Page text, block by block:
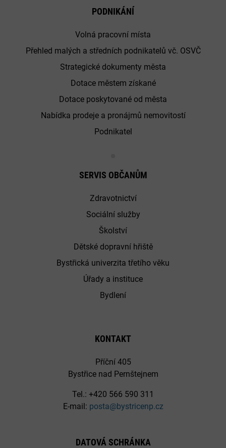
PODNIKÁNÍ
Volná pracovní místa
Přehled malých a středních podnikatelů vč. OSVČ
Strategické dokumenty města
Dotace městem získané
Dotace poskytované od města
Nabídka prodeje a pronájmů nemovitostí
Podnikatel
SERVIS OBČANŮM
Zdravotnictví
Sociální služby
Školství
Dětské dopravní hřiště
Bystřická univerzita třetího věku
Úřady a instituce
Bydlení
KONTAKT
Příční 405
Bystřice nad Pernštejnem
Tel.: +420 566 590 311
E-mail: posta@bystricenp.cz
DATOVÁ SCHRÁNKA